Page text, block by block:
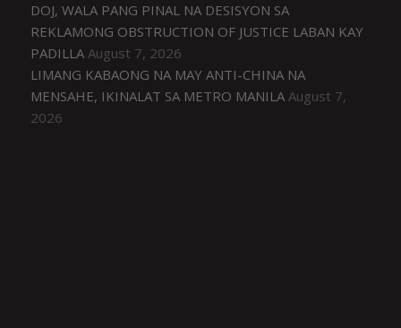
DOJ, WALA PANG PINAL NA DESISYON SA
REKLAMONG OBSTRUCTION OF JUSTICE LABAN KAY
PADILLA August 7, 2026
LIMANG KABAONG NA MAY ANTI-CHINA NA
MENSAHE, IKINALAT SA METRO MANILA August 7,
2026